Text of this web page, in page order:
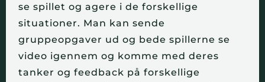
se spillet og agere i de forskellige
situationer. Man kan sende
gruppeopgaver ud og bede spillerne se
video igennem og komme med deres
tanker og feedback på forskellige